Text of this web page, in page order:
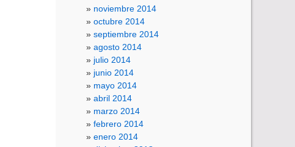
noviembre 2014
octubre 2014
septiembre 2014
agosto 2014
julio 2014
junio 2014
mayo 2014
abril 2014
marzo 2014
febrero 2014
enero 2014